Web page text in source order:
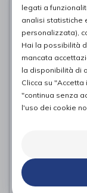
F0S2000
di I-Tech
legati a
analisi statistiche
personalizzata),
Hai la possibilità
mancata
la disponibilità di
Clicca su
"continua senza
l'uso dei cookie